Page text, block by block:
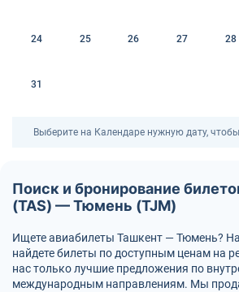
24 25 26 27 28
31
Выберите на Календаре нужную дату,
Поиск и бронирование
(TAS) — Тюмень (TJM)
Ищете авиабилеты Ташкент — Тюмень?
найдете билеты по доступным ценам на
нас только лучшие предложения по
международным направлениям. Мы